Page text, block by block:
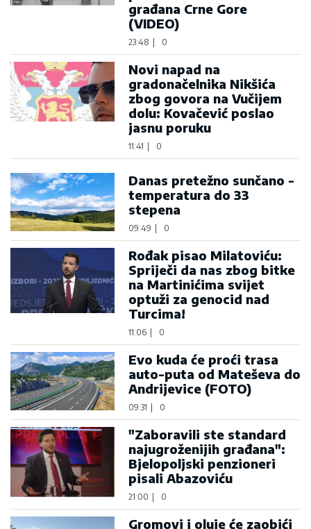
građana Crne Gore
(VIDEO)
23:48 | 0
Novi napad na
gradonačelnika Nikšića
zbog govora na Vučijem
dolu: Kovačević poslao
jasnu poruku
11:41 | 0
Danas pretežno sunčano -
temperatura do 33
stepena
09:49 | 0
Rođak pisao Milatoviću:
Spriječi da nas zbog bitke
na Martinićima svijet
optuži za genocid nad
Turcima!
11:06 | 0
Evo kuda će proći trasa
auto-puta od Mateševa do
Andrijevice (FOTO)
09:31 | 0
"Zaboravili ste standard
najugroženijih građana":
Bjelopoljski penzioneri
pisali Abazoviću
21:00 | 0
Gromovi i oluje će zaobići